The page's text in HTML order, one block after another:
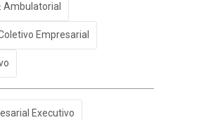
Ambulatorial
Empresarial
Executivo